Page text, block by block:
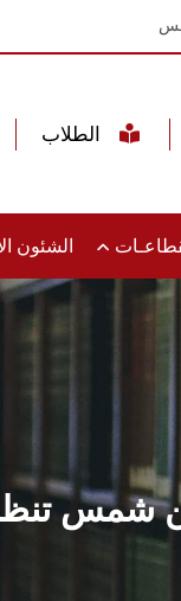
الشئون
شمس تنظم